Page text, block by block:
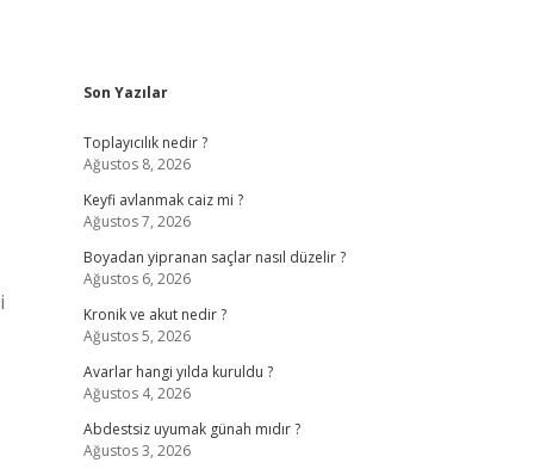
Sidebar
Son Yazılar
Toplayıcılık nedir ?
Ağustos 8, 2026
Keyfi avlanmak caiz mi ?
Ağustos 7, 2026
Boyadan yipranan saçlar nasıl düzelir ?
Ağustos 6, 2026
Kronik ve akut nedir ?
Ağustos 5, 2026
Avarlar hangi yılda kuruldu ?
Ağustos 4, 2026
Abdestsiz uyumak günah mıdır ?
Ağustos 3, 2026